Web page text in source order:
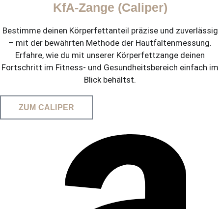
KfA-Zange (Caliper)
Bestimme deinen Körperfettanteil präzise und zuverlässig
– mit der bewährten Methode der Hautfaltenmessung.
Erfahre, wie du mit unserer Körperfettzange deinen
Fortschritt im Fitness- und Gesundheitsbereich einfach im
Blick behältst.
ZUM CALIPER